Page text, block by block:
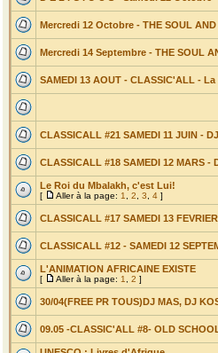
Mercredi 12 Octobre - THE SOUL
Mercredi 14 Septembre - THE SOUL
SAMEDI 13 AOUT - CLASSIC'ALL -
CLASSICALL #21 SAMEDI 11 JUIN -
CLASSICALL #18 SAMEDI 12 MARS -
Le Roi du Mbalakh, c'est Lui!
[ Aller à la page: 1 2 3 4 ]
CLASSICALL #17 SAMEDI 13
CLASSICALL #12 - SAMEDI 12
L'ANIMATION AFRICAINE EXISTE
[ Aller à la page: 1 2 ]
30/04(FREE PR TOUS)DJ MAS, DJ
09.05 -CLASSIC'ALL #8- OLD